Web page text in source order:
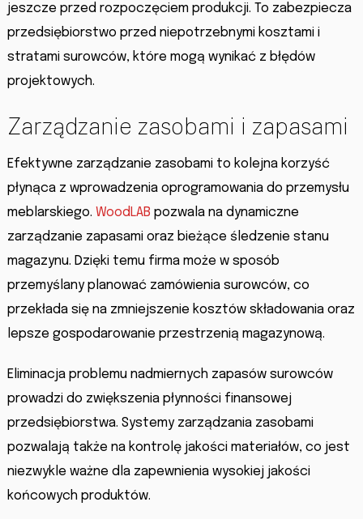
jeszcze przed rozpoczęciem produkcji. To zabezpiecza
przedsiębiorstwo przed niepotrzebnymi kosztami i
stratami surowców, które mogą wynikać z błędów
projektowych.
Zarządzanie zasobami i zapasami
Efektywne zarządzanie zasobami to kolejna korzyść
płynąca z wprowadzenia oprogramowania do przemysłu
meblarskiego. WoodLAB pozwala na dynamiczne
zarządzanie zapasami oraz bieżące śledzenie stanu
magazynu. Dzięki temu firma może w sposób
przemyślany planować zamówienia surowców, co
przekłada się na zmniejszenie kosztów składowania oraz
lepsze gospodarowanie przestrzenią magazynową.
Eliminacja problemu nadmiernych zapasów surowców
prowadzi do zwiększenia płynności finansowej
przedsiębiorstwa. Systemy zarządzania zasobami
pozwalają także na kontrolę jakości materiałów, co jest
niezwykle ważne dla zapewnienia wysokiej jakości
końcowych produktów.